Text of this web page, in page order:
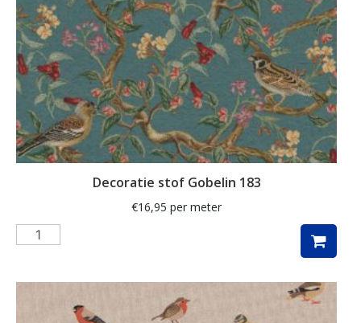
konijn
kraanvogel
krant
kruiden
kunst
landschap
Decoratie stof Gobelin 183
€16,95 per meter